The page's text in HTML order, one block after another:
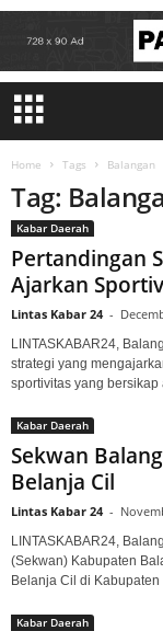
Home Tags Balangan
Tag:
Kabar Daerah
Pertandingan
Ajarkan
Lintas Kabar 24 -
LINTASKABAR24,
strategi yang
sportivitas yang
Kabar Daerah
Sekwan
Belanja Cil
Lintas Kabar 24 -
LINTASKABAR24,
(Sekwan) Kabupaten
Belanja Cil di
Kabar Daerah